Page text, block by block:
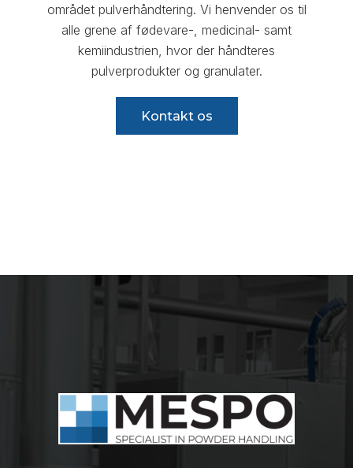
området pulverhåndtering. Vi henvender os til
alle grene af fødevare-, medicinal- samt
kemiindustrien, hvor der håndteres
pulverprodukter og granulater.
Kontakt os